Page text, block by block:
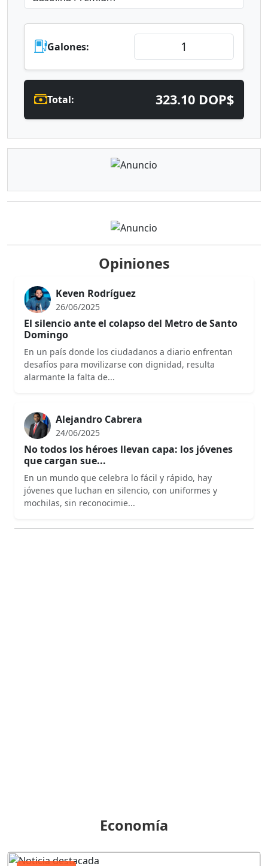
Galones:
Total: 323.10 DOP$
Opiniones
Keven Rodríguez
26/06/2025
El silencio ante el colapso del Metro de Santo
Domingo
En un país donde los ciudadanos a diario enfrentan
desafíos para movilizarse con dignidad, resulta
alarmante la falta de...
Alejandro Cabrera
24/06/2025
No todos los héroes llevan capa: los jóvenes
que cargan sue...
En un mundo que celebra lo fácil y rápido, hay
jóvenes que luchan en silencio, con uniformes y
mochilas, sin reconocimie...
Economía